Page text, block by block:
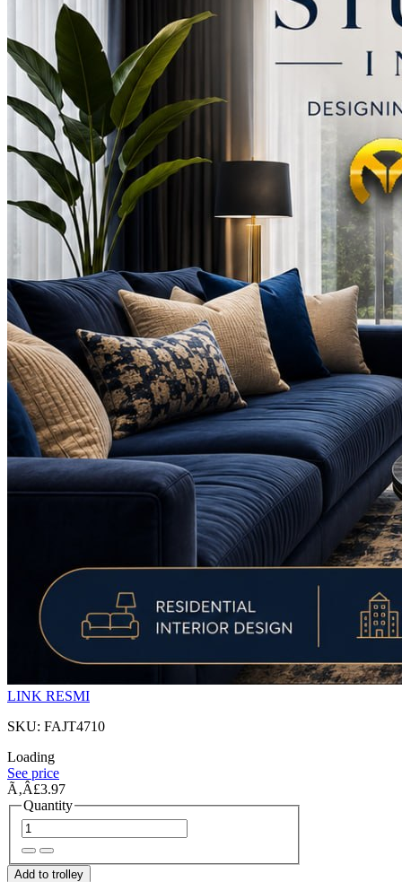
LINK RESMI
SKU: FAJT4710
Loading
See price
Ã‚Â£3.97
Quantity
Add to trolley